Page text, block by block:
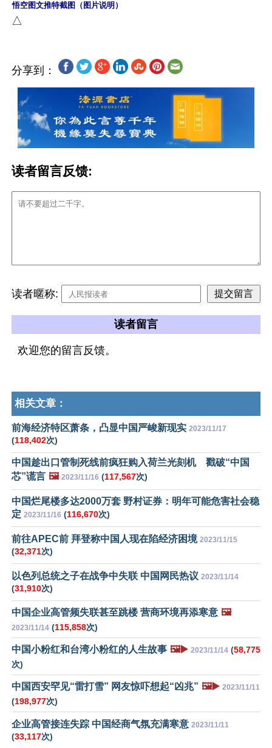
悟空图文推特截图（图片说明）
分享到：
读者留言反馈:
读者暱称:
读者留言
欢迎您的留言反馈。
相关文章：
前海经济特区萧条，凸显中国严峻新现实 2023/11/17
(118,402次)
中国趁出口管制死线前疯狂购入荷兰光刻机 戳破“中国
芯”谎言 🖼️ 2023/11/16 (117,567次)
中国烂尾楼多达2000万套 野村证券：明年可能危害社会稳
定 2023/11/16 (116,670次)
前往APEC前 拜登称中国人现在陷经济困境 2023/11/15
(32,371次)
以色列总统之子在战争中失联 中国网民热议 2023/11/14
(31,910次)
中国企业高管频失联甚至跳楼 营商环境再添寒意 🖼️
2023/11/14 (115,858次)
中国小粉红和台湾小粉红的人生故事 🖼️▶️ 2023/11/14 (58,775
次)
中国西安罕见“雷打雪” 网友惊吓想起“凶兆” 🖼️▶️ 2023/11/11
(198,977次)
企业高管接连失踪 中国经商气氛充满寒意 2023/11/11
(33,117次)